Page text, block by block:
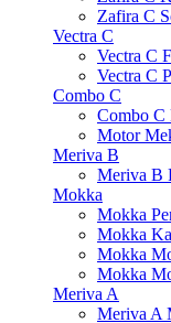
Zafira C
Vectra C
Vectra C
Vectra C
Combo C
Combo C
Motor
Meriva B
Meriva B
Mokka
Mokka
Mokka
Mokka
Mokka
Meriva A
Meriva A